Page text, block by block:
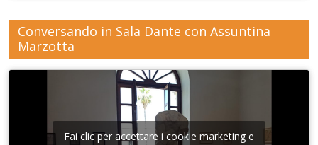
Conversando in Sala Dante con Assuntina
Marzotta
Fai clic per accettare i cookie marketing e